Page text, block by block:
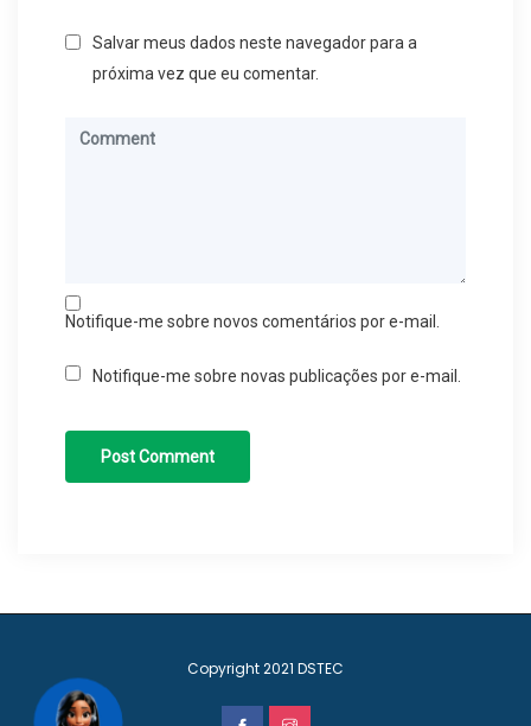
Salvar meus dados neste navegador para a
próxima vez que eu comentar.
Notifique-me sobre novos comentários por e-mail.
Notifique-me sobre novas publicações por e-mail.
Copyright 2021 DSTEC